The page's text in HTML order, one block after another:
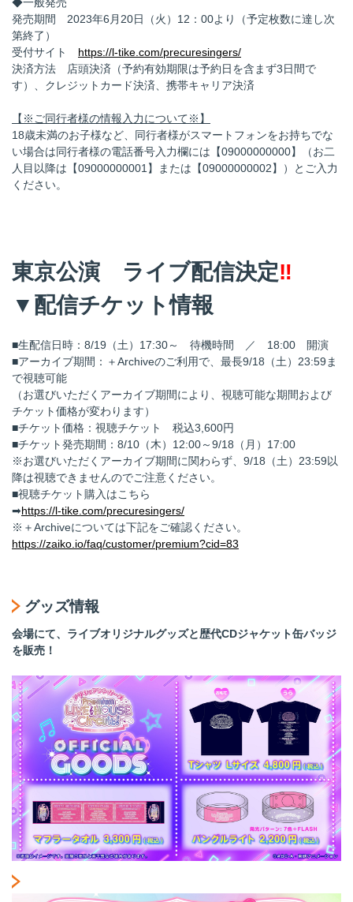
発売期間 2023年6月20日（火）12：00より（予定枚数に達し次
第終了）
受付サイト https://l-tike.com/precuresingers/
決済方法 店頭決済（予約有効期限は予約日を含まず3日間で
す）、クレジットカード決済、携帯キャリア決済
【※ご同行者様の情報入力について※】
18歳未満のお子様など、同行者様がスマートフォンをお持ちでな
い場合は同行者様の電話番号入力欄には【09000000000】（お二
人目以降は【09000000001】または【09000000002】）とご入力
ください。
東京公演 ライブ配信決定‼
▼配信チケット情報
■生配信日時：8/19（土）17:30～ 待機時間 ／ 18:00 開演
■アーカイブ期間：＋Archiveのご利用で、最長9/18（土）23:59ま
で視聴可能
（お選びいただくアーカイブ期間により、視聴可能な期間および
チケット価格が変わります）
■チケット価格：視聴チケット 税込3,600円
■チケット発売期間：8/10（木）12:00～9/18（月）17:00
※お選びいただくアーカイブ期間に関わらず、9/18（土）23:59以
降は視聴できませんのでご注意ください。
■視聴チケット購入はこちら
➡https://l-tike.com/precuresingers/
※＋Archiveについては下記をご確認ください。
https://zaiko.io/faq/customer/premium?cid=83
グッズ情報
会場にて、ライブオリジナルグッズと歴代CDジャケット缶バッジ
を販売！